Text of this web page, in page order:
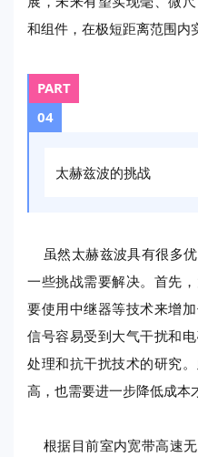
和组件，在极短距离范围内
PART
04
太赫兹波的挑战
虽然太赫兹波具有很多
一些挑战需要解决。首先
要使用中继器等技术来增
信号容易受到大气干扰和
处理和抗干扰技术的研究
高，也需要进一步降低成本
根据目前室内宽带高速无